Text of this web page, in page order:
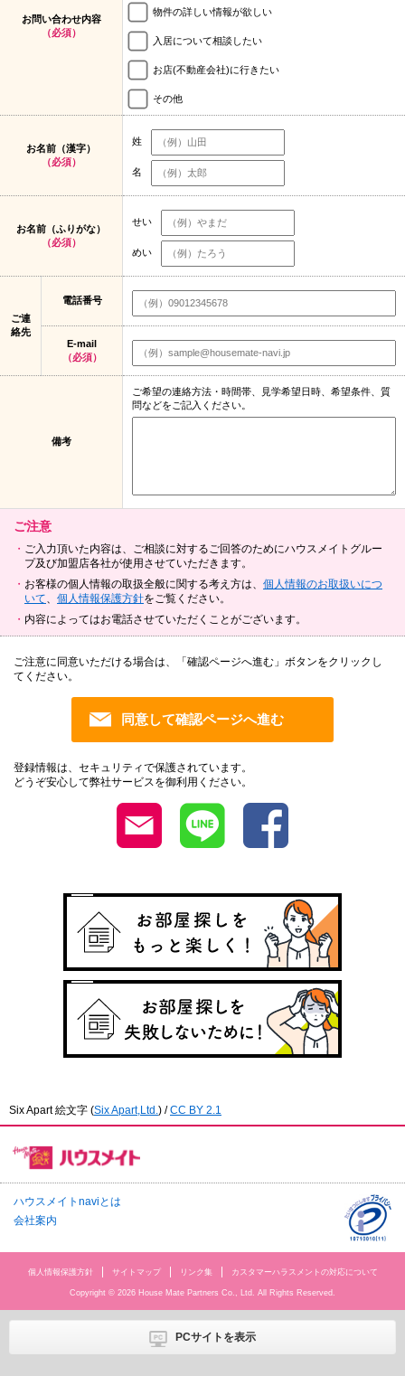
お問い合わせ内容
（必須）
物件の詳しい情報が欲しい
入居について相談したい
お店(不動産会社)に行きたい
その他
お名前（漢字）
（必須）
姓
名
お名前（ふりがな）
（必須）
せい
めい
ご連
絡先
電話番号
E-mail
（必須）
備考
ご希望の連絡方法・時間帯、見学希望日時、希望条件、質
問などをご記入ください。
ご注意
ご入力頂いた内容は、ご相談に対するご回答のためにハウスメイトグルー
プ及び加盟店各社が使用させていただきます。
お客様の個人情報の取扱全般に関する考え方は、 個人情報のお取扱いにつ
いて
個人情報保護方針をご覧ください。
内容によってはお電話させていただくことがございます。
ご注意に同意いただける場合は、「確認ページへ進む」ボタンをクリックし
てください。
登録情報は、セキュリティで保護されています。
どうぞ安心して弊社サービスを御利用ください。
Six Apart 絵文字 (Six Apart,Ltd. ) /CC BY 2.1
ハウスメイトnaviとは
会社案内
個人情報保護方針 サイトマップ リンク集 カスタマーハラスメントの対応について
Copyright © 2026 House Mate Partners Co., Ltd. All Rights Reserved.
PCサイトを表示